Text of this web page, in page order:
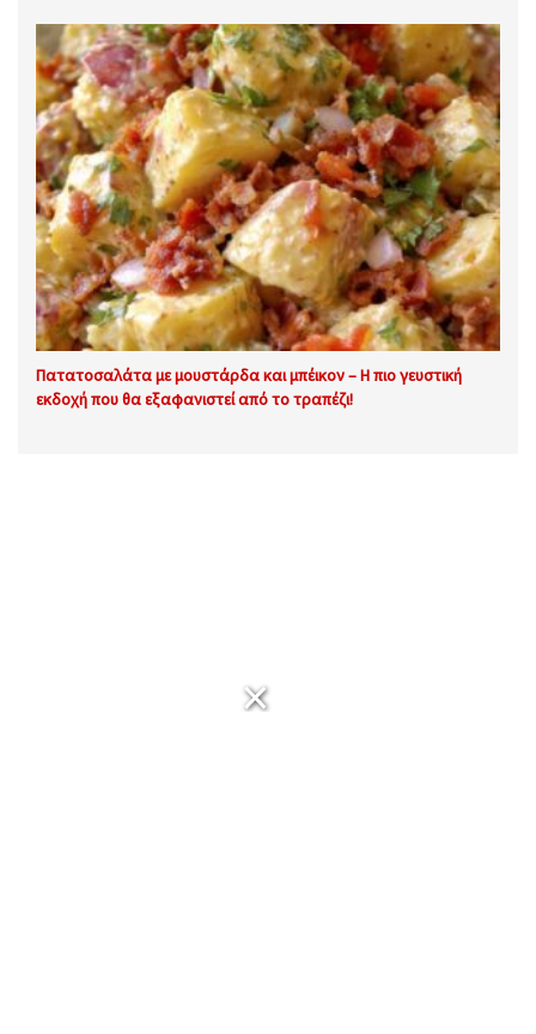
Πατατοσαλάτα με μουστάρδα και μπέικον – Η πιο γευστική
εκδοχή που θα εξαφανιστεί από το τραπέζι!